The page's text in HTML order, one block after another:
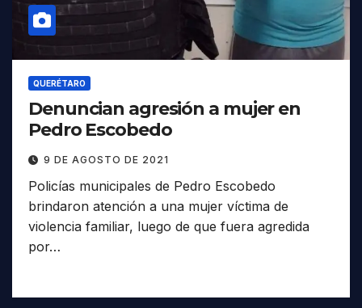
QUERÉTARO
Denuncian agresión a mujer en
Pedro Escobedo
9 DE AGOSTO DE 2021
Policías municipales de Pedro Escobedo
brindaron atención a una mujer víctima de
violencia familiar, luego de que fuera agredida
por…